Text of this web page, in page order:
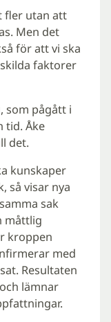
fler utan att
Men det
för att vi ska
faktorer
som pågått i
tid. Åke
det.
kunskaper
så visar nya
sak
måttlig
kroppen
med
Resultaten
lämnar